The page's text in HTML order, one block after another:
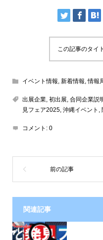
この記事のタイ
イベント情報, 新着情報,情報
出展企業, 初出展, 合同企業説
見フェア2025, 沖縄イベント ,
コメント: 0
関連記事